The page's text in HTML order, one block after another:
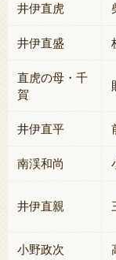
井伊直虎
井伊直盛
直虎の母・千
賀
井伊直平
南渓和尚
井伊直親
小野政次